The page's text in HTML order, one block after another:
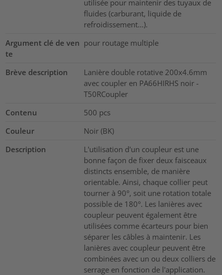
utilisée pour maintenir des tuyaux de
fluides (carburant, liquide de
refroidissement...).
Argument clé de ven
te
pour routage multiple
Brève description
Lanière double rotative 200x4.6mm
avec coupler en PA66HIRHS noir -
T50RCoupler
Contenu
500 pcs
Couleur
Noir (BK)
Description
L'utilisation d'un coupleur est une
bonne façon de fixer deux faisceaux
distincts ensemble, de manière
orientable. Ainsi, chaque collier peut
tourner à 90°, soit une rotation totale
possible de 180°. Les lanières avec
coupleur peuvent également être
utilisées comme écarteurs pour bien
séparer les câbles à maintenir. Les
lanières avec coupleur peuvent être
combinées avec un ou deux colliers de
serrage en fonction de l'application.